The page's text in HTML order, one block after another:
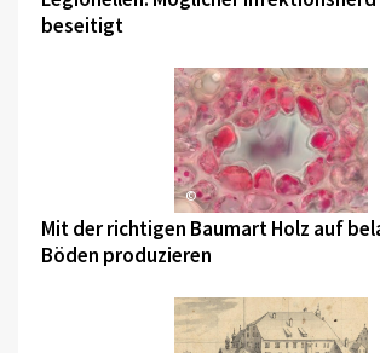
beseitigt
©
Mit der richtigen Baumart Holz auf
Böden produzieren